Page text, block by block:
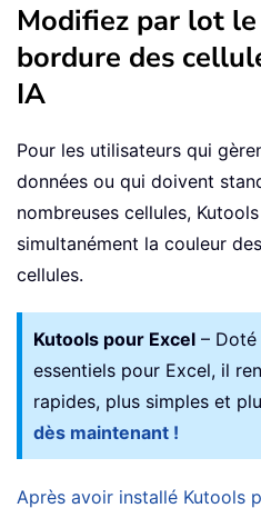
Modifiez par lot
bordure des
IA
Pour les utilisateurs qui
données ou qui doivent
nombreuses cellules,
simultanément la couleur
cellules.
Kutools pour Excel –
essentiels pour Excel, il
rapides, plus simples et
dès maintenant !
Après avoir installé Kutools